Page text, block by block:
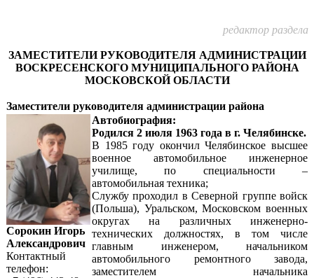
редактор раздела
ЗАМЕСТИТЕЛИ РУКОВОДИТЕЛЯ АДМИНИСТРАЦИИ
ВОСКРЕСЕНСКОГО МУНИЦИПАЛЬНОГО РАЙОНА
МОСКОВСКОЙ ОБЛАСТИ
Заместители руководителя администрации района
Сорокин Игорь
Александрович
Контактный
телефон:
Автобиография:
Родился 2 июля 1963 года в г. Челябинске.
В 1985 году окончил Челябинское высшее
военное автомобильное инженерное
училище, по специальности –
автомобильная техника;
Службу проходил в Северной группе войск
(Польша), Уральском, Московском военных
округах на различных инженерно-
технических должностях, в том числе
главным инженером, начальником
автомобильного ремонтного завода,
заместителем начальника